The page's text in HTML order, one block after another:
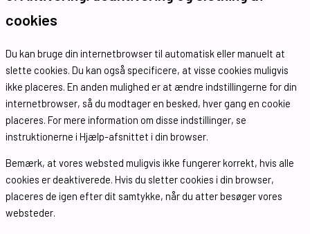
cookies
Du kan bruge din internetbrowser til automatisk eller manuelt at
slette cookies. Du kan også specificere, at visse cookies muligvis
ikke placeres. En anden mulighed er at ændre indstillingerne for din
internetbrowser, så du modtager en besked, hver gang en cookie
placeres. For mere information om disse indstillinger, se
instruktionerne i Hjælp-afsnittet i din browser.
Bemærk, at vores websted muligvis ikke fungerer korrekt, hvis alle
cookies er deaktiverede. Hvis du sletter cookies i din browser,
placeres de igen efter dit samtykke, når du atter besøger vores
websteder.